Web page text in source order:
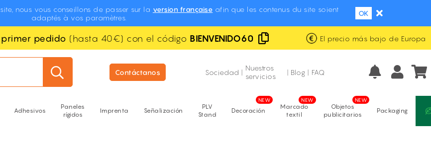
nous vous conseillons de passer sur la version française afin que les contenus du site soient
adaptés à vos paramètres.
OK
pedido (hasta 40€) con el código BIENVENIDO60
El precio más bajo de Europa
Envío gratis y con marca blanca
Fabricación propia
Contáctanos Sociedad | Nuestros
servicios
| Blog | FAQ
Adhesivos
Paneles
rígidos
Imprenta Señalización
PLV
Stand
Decoración
Marcado
textil
Objetos
publicitarios
Packaging